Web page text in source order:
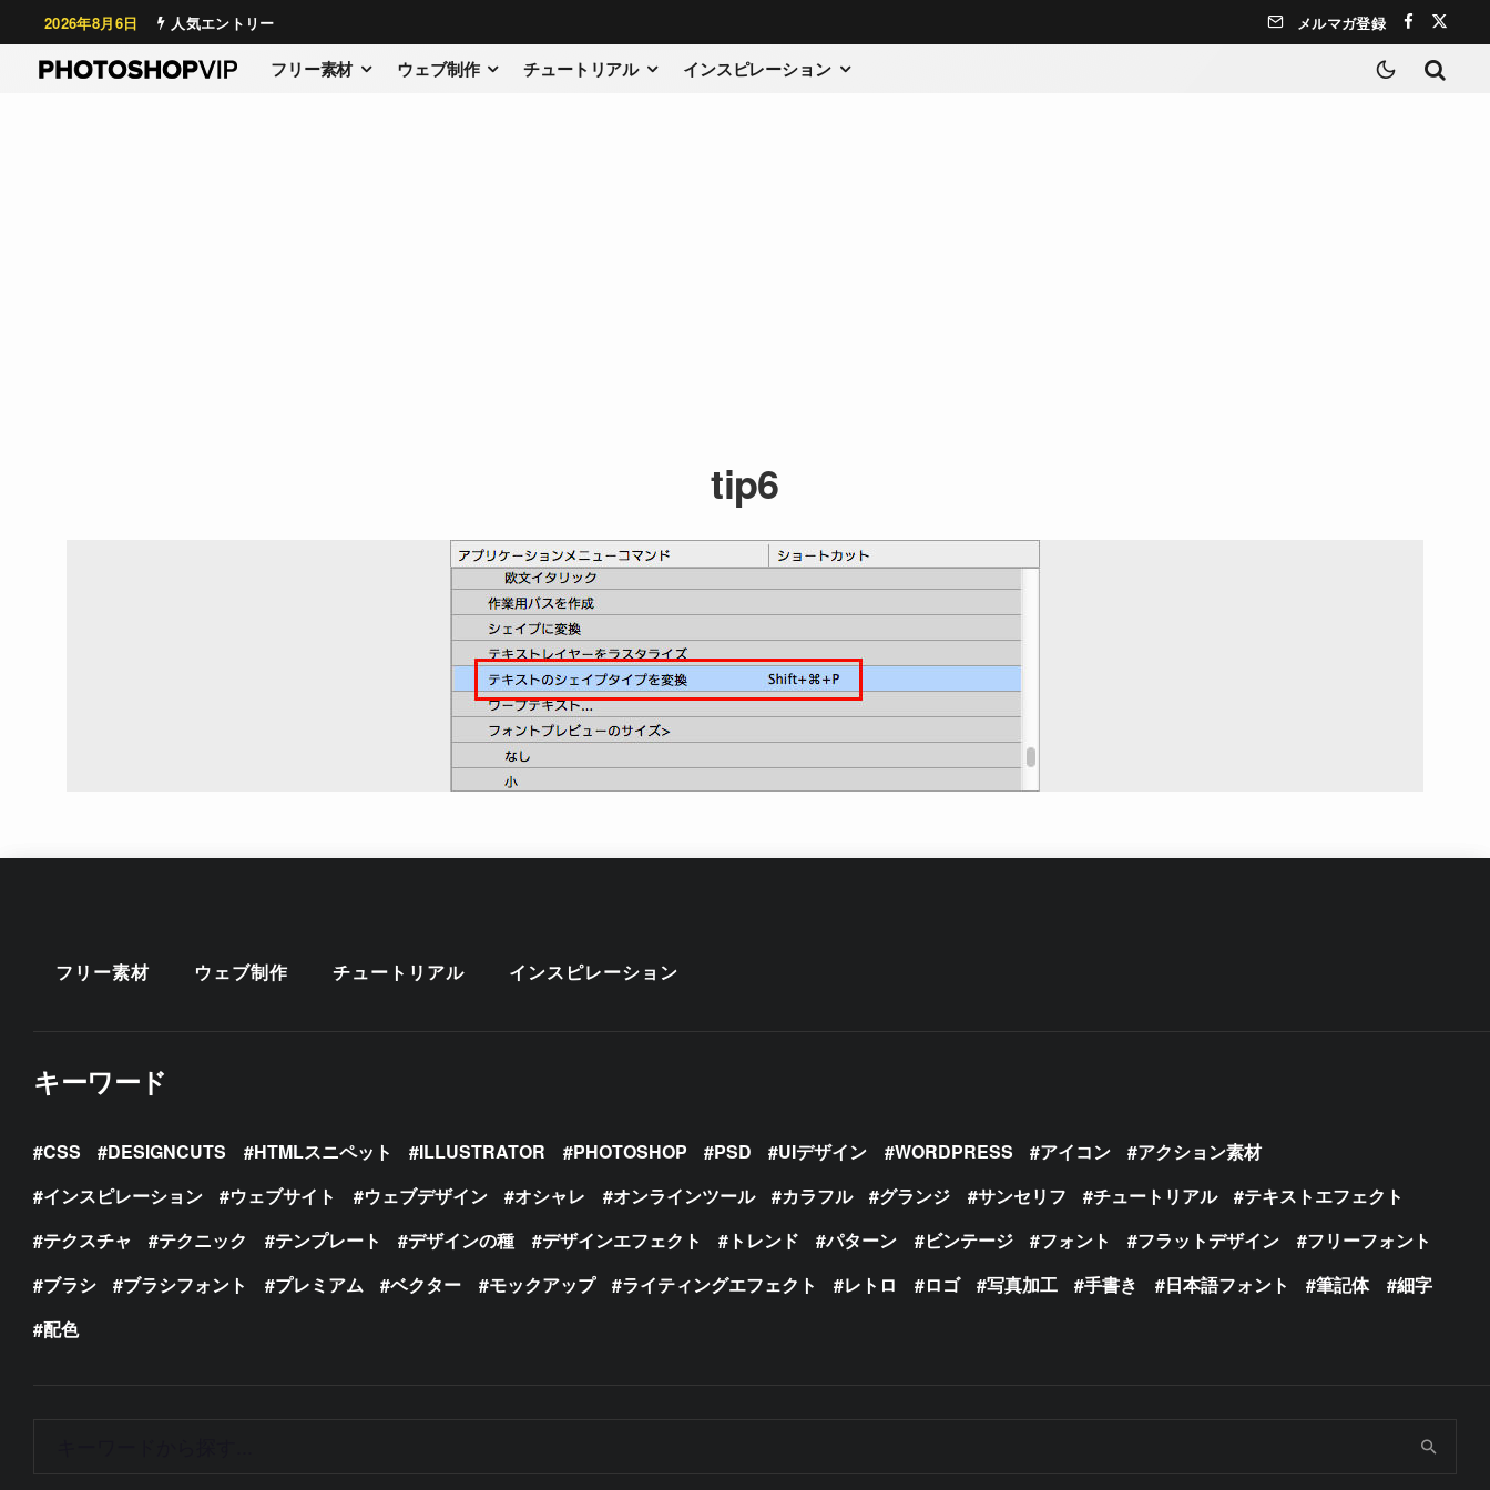
2026年8月6日 人気エントリー メルマガ登録
フリー素材 ウェブ制作 チュートリアル インスピレーション
tip6
フリー素材 ウェブ制作 チュートリアル インスピレーション
キーワード
CSS DESIGNCUTS HTMLスニペット ILLUSTRATOR PHOTOSHOP PSD UIデザイン WORDPRESS アイコン
アクション素材
インスピレーション
ウェブサイト ウェブデザイン オシャレ オンラインツール カラフル グランジ サンセリフ チュートリアル
テキストエフェクト
テクスチャ
テクニック テンプレート デザインの種 デザインエフェクト トレンド パターン ビンテージ フォント フラットデザイン
フリーフォント
ブラシ
ブラシフォント プレミアム ベクター モックアップ ライティングエフェクト レトロ ロゴ 写真加工 手書き 日本語フォント 筆記体
細字
配色